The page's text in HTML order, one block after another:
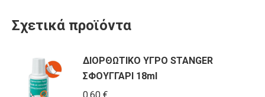
Σχετικά προϊόντα
ΔΙΟΡΘΩΤΙΚΟ ΥΓΡΟ STANGER
ΣΦΟΥΓΓΑΡΙ 18ml